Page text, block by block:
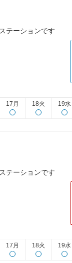
テーションです
17月 18火 19水
テーションです
17月 18火 19水